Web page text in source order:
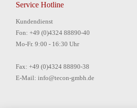
Service Hotline
Kundendienst
Fon: +49 (0)4324 88890-40
Mo-Fr. 9:00 - 16:30 Uhr
Fax: +49 (0)4324 88890-38
E-Mail: info@tecon-gmbh.de